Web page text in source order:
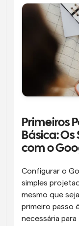
Primeiros
Básica: Os
com o
Configurar o
simples
mesmo que
primeiro passo
necessária